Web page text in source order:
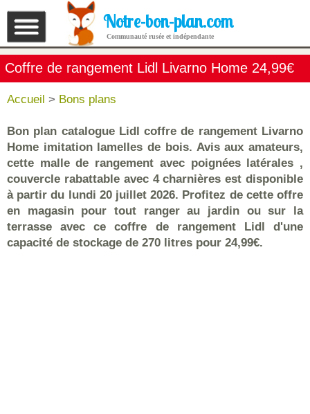
Notre-bon-plan.com
Communauté rusée et indépendante
Coffre de rangement Lidl Livarno Home 24,99€
Accueil > Bons plans
Bon plan catalogue Lidl coffre de rangement Livarno
Home imitation lamelles de bois. Avis aux amateurs,
cette malle de rangement avec poignées latérales ,
couvercle rabattable avec 4 charnières est disponible
à partir du lundi 20 juillet 2026. Profitez de cette offre
en magasin pour tout ranger au jardin ou sur la
terrasse avec ce coffre de rangement Lidl d'une
capacité de stockage de 270 litres pour 24,99€.